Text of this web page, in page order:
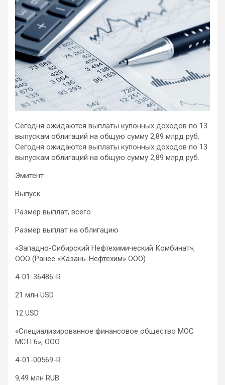
Сегодня ожидаются выплаты купонных доходов по 13
выпускам облигаций на общую сумму 2,89 млрд руб.
Сегодня ожидаются выплаты купонных доходов по 13
выпускам облигаций на общую сумму 2,89 млрд руб.
Эмитент
Выпуск
Размер выплат, всего
Размер выплат на облигацию
«Западно-Сибирский Нефтехимический Комбинат»,
ООО (Ранее «Казань-Нефтехим» ООО)
4-01-36486-R
21 млн USD
12 USD
«Специализированное финансовое общество МОС
МСП 6», ООО
4-01-00569-R
9,49 млн RUB